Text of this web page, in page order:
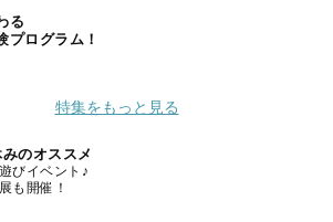
る
プログラム！
特集をもっと見る
のオススメ
びイベント♪
も開催！